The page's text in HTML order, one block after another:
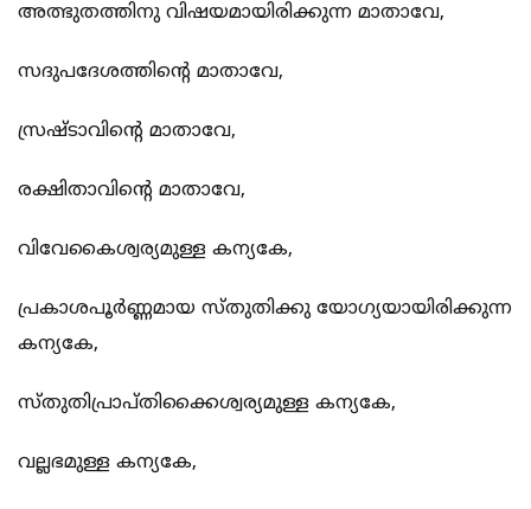
അത്ഭുതത്തിനു വിഷയമായിരിക്കുന്ന മാതാവേ,
സദുപദേശത്തിന്‍റെ മാതാവേ,
സ്രഷ്ടാവിന്‍റെ മാതാവേ,
രക്ഷിതാവിന്‍റെ മാതാവേ,
വിവേകൈശ്വര്യമുള്ള കന്യകേ,
പ്രകാശപൂര്‍ണ്ണമായ സ്തുതിക്കു യോഗ്യയായിരിക്കുന്ന
കന്യകേ,
സ്തുതിപ്രാപ്തിക്കൈശ്വര്യമുള്ള കന്യകേ,
വല്ലഭമുള്ള കന്യകേ,